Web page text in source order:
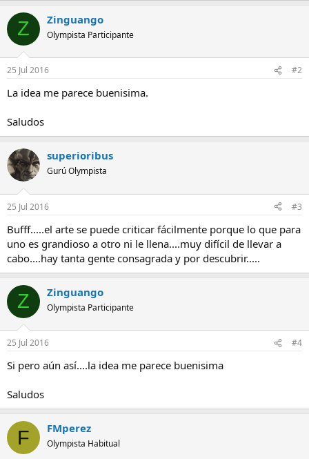
Z Zinguango
Olympista Participante
25 Jul 2016 #2
La idea me parece buenisima.
Saludos
superioribus
Gurú Olympista
25 Jul 2016 #3
Bufff.....el arte se puede criticar fácilmente porque lo que para
uno es grandioso a otro ni le llena....muy difícil de llevar a
cabo....hay tanta gente consagrada y por descubrir.....
Z Zinguango
Olympista Participante
25 Jul 2016 #4
Si pero aún así....la idea me parece buenisima
Saludos
F FMperez
Olympista Habitual